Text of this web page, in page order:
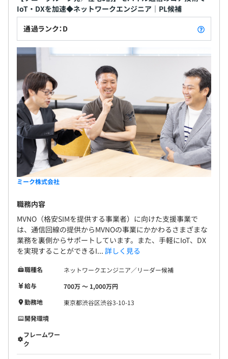
IoT・DXを加速◆ネットワークエンジニア｜PL候補
通過ランク：D
ミーク株式会社
職務内容
MVNO（格安SIMを提供する事業者）に向けた支援事業で
は、通信回線の提供からMVNOの事業にかかわるさまざまな
業務を裏側からサポートしています。また、手軽にIoT、DX
を実現することができるI... 詳しく見る
職種名
ネットワークエンジニア／リーダー候補
給与
700万 〜 1,000万円
勤務地
東京都渋谷区渋谷3-10-13
開発環境
フレームワー
ク